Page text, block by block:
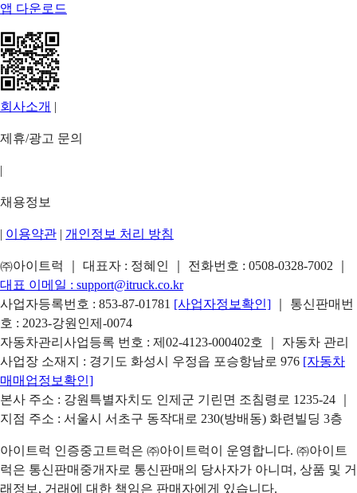
앱 다운로드
회사소개 |
제휴/광고 문의
|
채용정보
| 이용약관 | 개인정보 처리 방침
㈜아이트럭 ｜ 대표자 : 정혜인 ｜ 전화번호 : 0508-0328-7002
대표 이메일 : support@itruck.co.kr
사업자등록번호 : 853-87-01781 [사업자정보확인]
｜ 통신판매번
호 : 2023-강원인제-0074
자동차관리사업등록 번호 : 제02-4123-000402호 ｜ 자동차 관리
사업장 소재지 : 경기도 화성시 우정읍 포승항남로 976 [자동차
매매업정보확인]
본사 주소 : 강원특별자치도 인제군 기린면 조침령로 1235-24 ｜
지점 주소 : 서울시 서초구 동작대로 230(방배동) 화련빌딩 3층
아이트럭 인증중고트럭은 ㈜아이트럭이 운영합니다. ㈜아이트
럭은 통신판매중개자로 통신판매의 당사자가 아니며, 상품 및 거
래정보, 거래에 대한 책임은 판매자에게 있습니다.